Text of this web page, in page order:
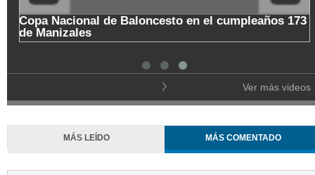
Copa Nacional de Baloncesto en el cumpleaños 173
de Manizales
Ver más videos
MÁS LEÍDO MÁS COMENTADO